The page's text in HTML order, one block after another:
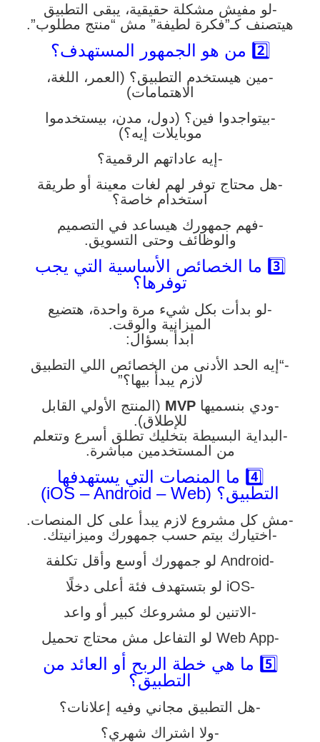
-لو مفيش مشكلة حقيقية، يبقى التطبيق
هيتصنف كـ”فكرة لطيفة” مش “منتج مطلوب”.
2️⃣ من هو الجمهور المستهدف؟
-مين هيستخدم التطبيق؟ (العمر، اللغة،
الاهتمامات)
-بيتواجدوا فين؟ (دول، مدن، بيستخدموا
موبايلات إيه؟)
-إيه عاداتهم الرقمية؟
-هل محتاج توفر لهم لغات معينة أو طريقة
استخدام خاصة؟
-فهم جمهورك هيساعد في التصميم
والوظائف وحتى التسويق.
3️⃣ ما الخصائص الأساسية التي يجب
توفرها؟
-لو بدأت بكل شيء مرة واحدة، هتضيع
الميزانية والوقت.
ابدأ بسؤال:
-“إيه الحد الأدنى من الخصائص اللي التطبيق
لازم يبدأ بيها؟”
-ودي بنسميهاMVP (المنتج الأولي القابل
للإطلاق).
-البداية البسيطة بتخليك تطلق أسرع وتتعلم
من المستخدمين مباشرة.
4️⃣ ما المنصات التي يستهدفها
التطبيق؟ (iOS – Android – Web)
-مش كل مشروع لازم يبدأ على كل المنصات.
-اختيارك بيتم حسب جمهورك وميزانيتك.
-Android لو جمهورك أوسع وأقل تكلفة
-iOS لو بتستهدف فئة أعلى دخلًا
-الاتنين لو مشروعك كبير أو واعد
-Web App لو التفاعل مش محتاج تحميل
5️⃣ ما هي خطة الربح أو العائد من
التطبيق؟
-هل التطبيق مجاني وفيه إعلانات؟
-ولا اشتراك شهري؟